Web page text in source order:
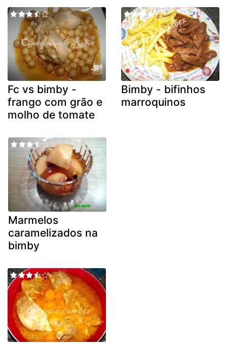
Fc vs bimby -
frango com grão e
molho de tomate
Bimby - bifinhos
marroquinos
Marmelos
caramelizados na
bimby